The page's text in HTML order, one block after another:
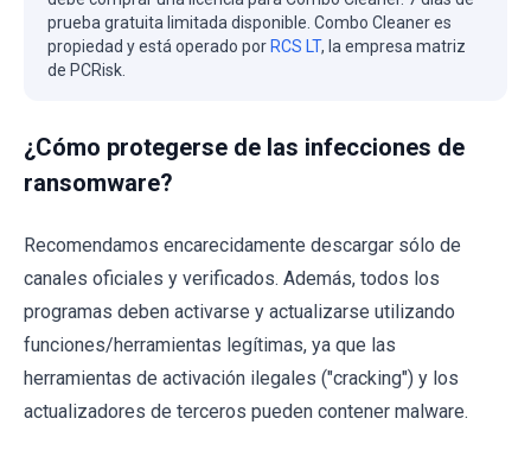
prueba gratuita limitada disponible. Combo Cleaner es
propiedad y está operado por RCS LT, la empresa matriz
de PCRisk.
¿Cómo protegerse de las infecciones de
ransomware?
Recomendamos encarecidamente descargar sólo de
canales oficiales y verificados. Además, todos los
programas deben activarse y actualizarse utilizando
funciones/herramientas legítimas, ya que las
herramientas de activación ilegales ("cracking") y los
actualizadores de terceros pueden contener malware.